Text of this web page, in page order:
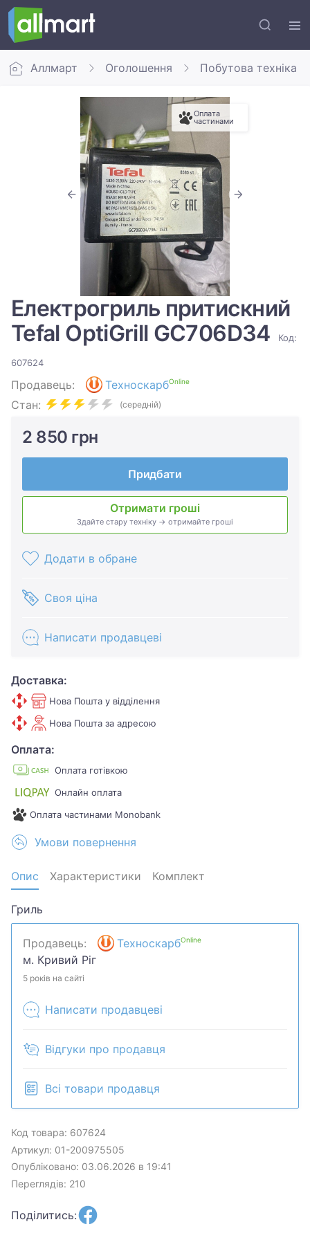
Аллмарт Оголошення Побутова техніка
Оплата
частинами
Електрогриль притискний
Tefal OptiGrill GC706D34
Код:
607624
Продавець: ТехноскарбOnline
Стан: (середній)
2 850 грн
Придбати
Отримати гроші
Здайте стару техніку → отримайте гроші
Додати в обране
Своя ціна
Написати продавцеві
Доставка:
Нова Пошта у відділення
Нова Пошта за адресою
Оплата:
Оплата готівкою
Онлайн оплата
Оплата частинами Monobank
Умови повернення
Опис Характеристики Комплект
Гриль
Продавець: ТехноскарбOnline
м. Кривий Ріг
5 років на сайті
Написати продавцеві
Відгуки про продавця
Всі товари продавця
Код товара: 607624
Артикул: 01-200975505
Опубліковано: 03.06.2026 в 19:41
Переглядів: 210
Поділитись: